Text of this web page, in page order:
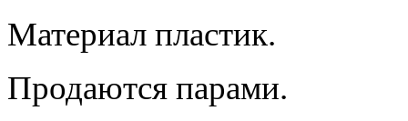
Материал пластик.
Продаются парами.